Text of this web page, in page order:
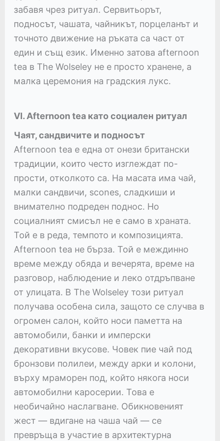
забавя чрез ритуал. Сервитьорът,
подносът, чашата, чайникът, порцеланът и
точното движение на ръката са част от
един и същ език. Именно затова afternoon
tea в The Wolseley не е просто хранене, а
малка церемония на градския лукс.
VI. Afternoon tea като социален ритуал
Чаят, сандвичите и подносът
Afternoon tea е една от онези британски
традиции, които често изглеждат по-
прости, отколкото са. На масата има чай,
малки сандвичи, scones, сладкиши и
внимателно подреден поднос. Но
социалният смисъл не е само в храната.
Той е в реда, темпото и композицията.
Afternoon tea не бърза. Той е междинно
време между обяда и вечерята, време на
разговор, наблюдение и леко отдръпване
от улицата. В The Wolseley този ритуал
получава особена сила, защото се случва в
огромен салон, който носи паметта на
автомобили, банки и имперски
декоративни вкусове. Човек пие чай под
бронзови полилеи, между арки и колони,
върху мраморен под, който някога носи
автомобилни каросерии. Това е
необичайно наслагване. Обикновеният
жест — вдигане на чаша чай — се
превръща в участие в архитектурна